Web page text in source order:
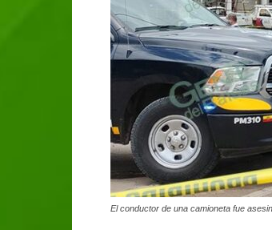
El conductor de una camioneta fue